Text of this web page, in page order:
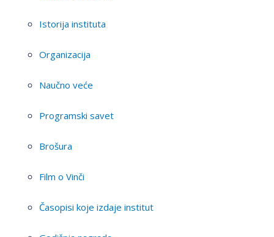
Istorija instituta
Organizacija
Naučno veće
Programski savet
Brošura
Film o Vinči
Časopisi koje izdaje institut